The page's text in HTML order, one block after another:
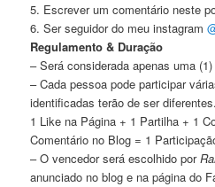
5. Escrever um comentário neste
6. Ser seguidor do meu instagram
Regulamento & Duração
– Será considerada apenas uma
– Cada pessoa pode participar
identificadas terão de ser
1 Like na Página + 1 Partilha + 1
Comentário no Blog = 1
– O vencedor será escolhido por
anunciado no blog e na página do